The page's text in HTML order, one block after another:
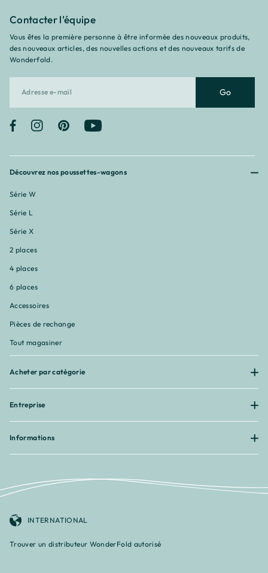
Découvrez nos poussettes-wagons
Série W
Série L
Série X
2 places
4 places
6 places
Accessoires
Pièces de rechange
Tout magasiner
Acheter par catégorie
Entreprise
Informations
Contacter l'équipe
Vous êtes la première personne à être informée des nouveaux produits,
des nouveaux articles, des nouvelles actions et des nouveaux tarifs de
Wonderfold.
Go
FacebookInstagramPinterest YouTube
INTERNATIONAL
Trouver un distributeur WonderFold autorisé